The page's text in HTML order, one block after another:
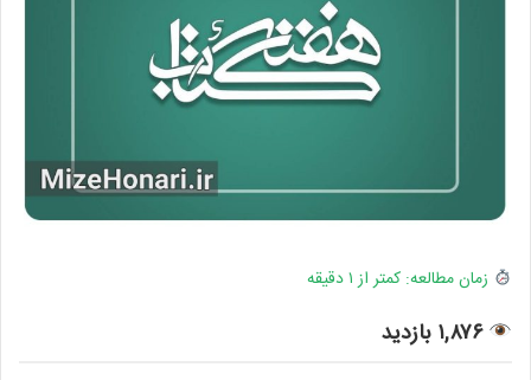
زمان مطالعه: کمتر از ۱ دقیقه
۱,۸۷۶ بازدید